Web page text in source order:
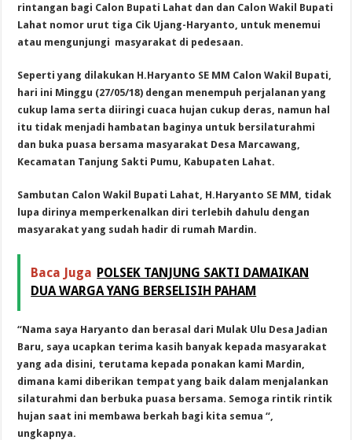
rintangan bagi Calon Bupati Lahat dan dan Calon Wakil Bupati
Lahat nomor urut tiga Cik Ujang-Haryanto, untuk menemui
atau mengunjungi masyarakat di pedesaan.
Seperti yang dilakukan H.Haryanto SE MM Calon Wakil Bupati,
hari ini Minggu (27/05/18) dengan menempuh perjalanan yang
cukup lama serta diiringi cuaca hujan cukup deras, namun hal
itu tidak menjadi hambatan baginya untuk bersilaturahmi
dan buka puasa bersama masyarakat Desa Marcawang,
Kecamatan Tanjung Sakti Pumu, Kabupaten Lahat.
Sambutan Calon Wakil Bupati Lahat, H.Haryanto SE MM, tidak
lupa dirinya memperkenalkan diri terlebih dahulu dengan
masyarakat yang sudah hadir di rumah Mardin.
Baca Juga POLSEK TANJUNG SAKTI DAMAIKAN
DUA WARGA YANG BERSELISIH PAHAM
“Nama saya Haryanto dan berasal dari Mulak Ulu Desa Jadian
Baru, saya ucapkan terima kasih banyak kepada masyarakat
yang ada disini, terutama kepada ponakan kami Mardin,
dimana kami diberikan tempat yang baik dalam menjalankan
silaturahmi dan berbuka puasa bersama. Semoga rintik rintik
hujan saat ini membawa berkah bagi kita semua “,
ungkapnya.